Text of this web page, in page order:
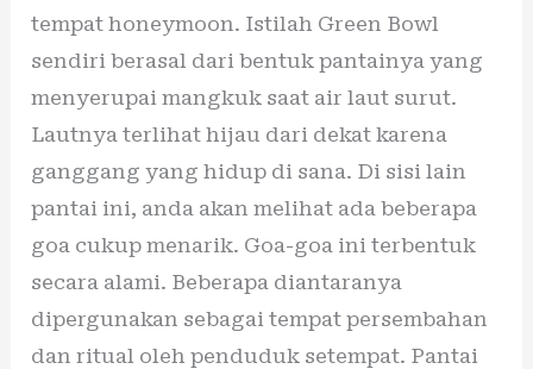
tempat honeymoon. Istilah Green Bowl
sendiri berasal dari bentuk pantainya yang
menyerupai mangkuk saat air laut surut.
Lautnya terlihat hijau dari dekat karena
ganggang yang hidup di sana. Di sisi lain
pantai ini, anda akan melihat ada beberapa
goa cukup menarik. Goa-goa ini terbentuk
secara alami. Beberapa diantaranya
dipergunakan sebagai tempat persembahan
dan ritual oleh penduduk setempat. Pantai